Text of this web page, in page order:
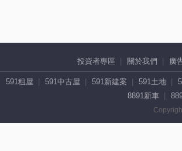
投資者專區 關於我們 廣
591租屋 591中古屋 591新建案 591土地
8891新車